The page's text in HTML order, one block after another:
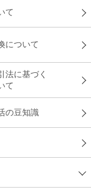
て
について
法に基づく
て
の豆知識